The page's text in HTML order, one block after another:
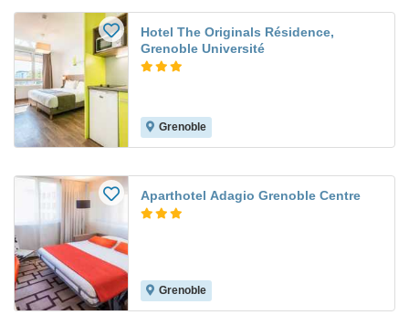
Hotel The Originals Résidence,
Grenoble Université
Grenoble
Aparthotel Adagio Grenoble Centre
Grenoble